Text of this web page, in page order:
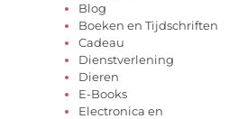
Blog
Boeken en Tijdschriften
Cadeau
Dienstverlening
Dieren
E-Books
Electronica en